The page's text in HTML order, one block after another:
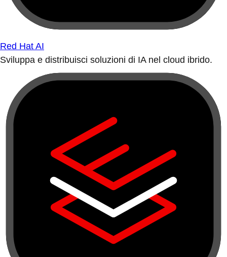
Red Hat AI
Sviluppa e distribuisci soluzioni di IA nel cloud ibrido.